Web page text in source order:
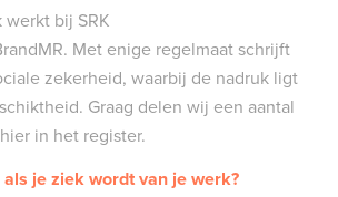
werkt bij SRK
Met enige regelmaat schrijft
zekerheid, waarbij de nadruk ligt
Graag delen wij een aantal
in het register.
je ziek wordt van je werk?